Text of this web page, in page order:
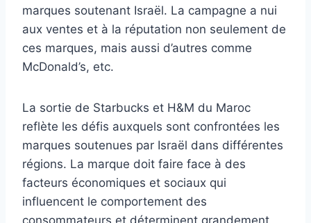
marques soutenant Israël. La campagne a nui
aux ventes et à la réputation non seulement de
ces marques, mais aussi d’autres comme
McDonald’s, etc.
La sortie de Starbucks et H&M du Maroc
reflète les défis auxquels sont confrontées les
marques soutenues par Israël dans différentes
régions. La marque doit faire face à des
facteurs économiques et sociaux qui
influencent le comportement des